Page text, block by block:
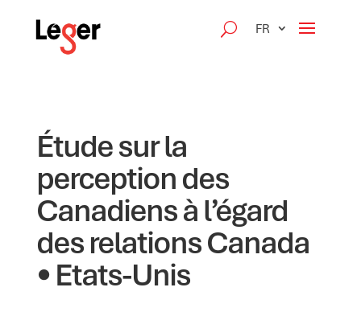
FR
Étude sur la
perception des
Canadiens à l’égard
des relations Canada
• Etats-Unis